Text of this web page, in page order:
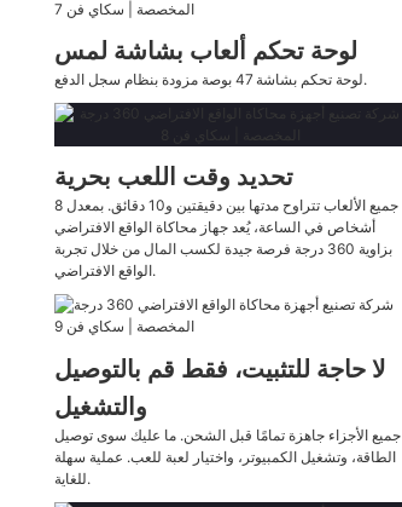
لوحة تحكم ألعاب بشاشة لمس
لوحة تحكم بشاشة 47 بوصة مزودة بنظام سجل الدفع.
تحديد وقت اللعب بحرية
جميع الألعاب تتراوح مدتها بين دقيقتين و10 دقائق. بمعدل 8
أشخاص في الساعة، يُعد جهاز محاكاة الواقع الافتراضي
بزاوية 360 درجة فرصة جيدة لكسب المال من خلال تجربة
الواقع الافتراضي.
لا حاجة للتثبيت، فقط قم بالتوصيل
والتشغيل
جميع الأجزاء جاهزة تمامًا قبل الشحن. ما عليك سوى توصيل
الطاقة، وتشغيل الكمبيوتر، واختيار لعبة للعب. عملية سهلة
للغاية.